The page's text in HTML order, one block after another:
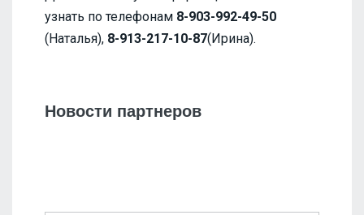
узнать по телефонам 8-903-992-49-50
(Наталья), 8-913-217-10-87(Ирина).
Новости партнеров